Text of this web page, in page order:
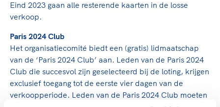
Eind 2023 gaan alle resterende kaarten in de losse
verkoop.
Paris 2024 Club
Het organisatiecomité biedt een (gratis) lidmaatschap
van de ‘Paris 2024 Club’ aan. Leden van de Paris 2024
Club die succesvol zijn geselecteerd bij de loting, krijgen
exclusief toegang tot de eerste vier dagen van de
verkoopperiode. Leden van de Paris 2024 Club moeten